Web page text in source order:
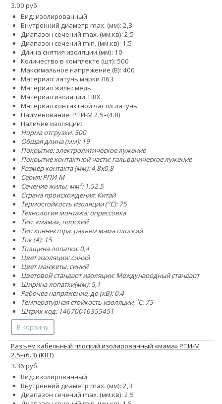
3.00 руб.
Вид: изолированный
Внутренний диаметр max. (мм): 2,3
Диапазон сечений max. (мм.кв): 2,5
Диапазон сечений min. (мм.кв): 1,5
Длина снятия изоляции (мм): 10
Количество в комплекте (шт): 500
Максимальное напряжение (В): 400
Материал: латунь марки Л63
Материал жилы: медь
Материал изоляции: ПВХ
Материал контактной части: латунь
Наименование: РПИ-М 2.5–(4.8)
Наличие изоляции:
Норма отгрузки: 500
Общая длина (мм): 19
Покрытие: электролитическое лужение
Покрытие контактной части: гальваническое лужение
Размер контакта (мм): 4,8x0,8
Серия: РПИ-М
Сечение жилы, мм²: 1.52.5
Страна происхождения: Китай
Термостойкость изоляции (°C): 75
Технология монтажа: опрессовка
Тип: «мама», плоский
Тип коннектора: разъем мама плоский
Ток (А): 15
Толщина лопатки: 0,4
Цвет изоляции: синий
Цвет манжеты: синий
Цветовой стандарт изоляции: Международный стандарт
Ширина лопатки(мм): 5,1
Рабочее напряжение, до (кВ): 0.4
Температурная стойкость изоляции, ˚С: 75
Штрих-код: 14670016355451
В корзину
Разъем кабельный плоский изолированный «мама» РПИ-М
2.5–(6.3) (КВТ)
3.36 руб.
Вид: изолированный
Внутренний диаметр max. (мм): 2,3
Диапазон сечений max. (мм.кв): 2,5